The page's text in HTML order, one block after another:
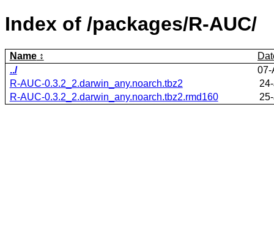
Index of /packages/R-AUC/
Name
../
07-
R-AUC-0.3.2_2.darwin_any.noarch.tbz2
R-AUC-0.3.2_2.darwin_any.noarch.tbz2.rmd160